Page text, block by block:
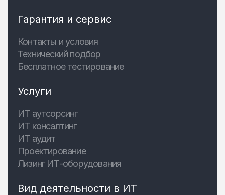
Гарантия и сервис
Контакты и условия
Технический подбор
Бесплатное тестирование
Услуги
ИТ аутсорсинг
ИТ консалтинг
ИТ аудит
Проектирование
Лизинг ИТ-оборудования
Вид деятельности в ИТ